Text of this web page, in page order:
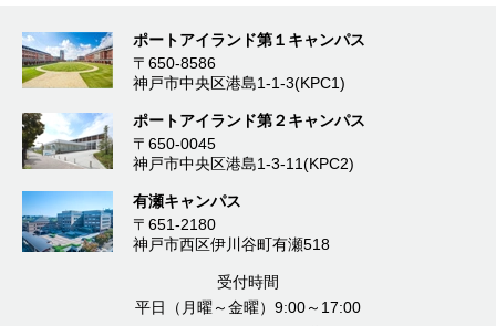
ポートアイランド第１キャンパス
〒650-8586
神戸市中央区港島1-1-3(KPC1)
ポートアイランド第２キャンパス
〒650-0045
神戸市中央区港島1-3-11(KPC2)
有瀬キャンパス
〒651-2180
神戸市西区伊川谷町有瀬518
受付時間
平日（月曜～金曜）9:00～17:00